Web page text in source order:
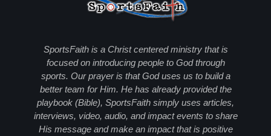
SportsFaith is a Christ centered ministry that is
focused on introducing people to God through
sports. Our prayer is that God uses us to build a
better team for Him. He has already provided the
playbook (Bible), SportsFaith simply uses articles,
interviews, video, audio, and impact events to share
His message and make an impact that is positive